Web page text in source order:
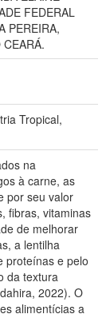
FEDERAL
PEREIRA,
Tropical,
na
à carne, as
por seu valor
fibras, vitaminas
de melhorar
a lentilha
proteínas e pelo
da textura
2022). O
alimentícias a